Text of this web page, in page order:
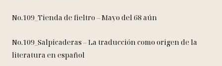
No.109_Tienda de fieltro – Mayo del 68 aún
No.109_Salpicaderas – La traducción como origen de la
literatura en español